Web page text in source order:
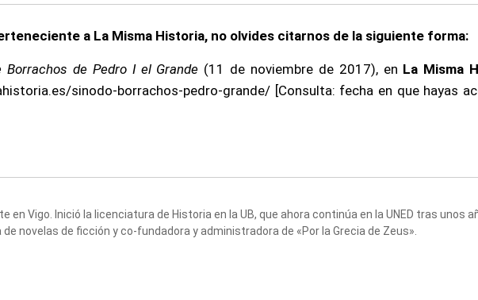
a La Misma Historia, no olvides citarnos de la siguiente forma:
Borrachos de Pedro I el Grande (11 de noviembre de 2017), en La Misma
sinodo-borrachos-pedro-grande/ [Consulta: fecha en que hayas
en Vigo. Inició la licenciatura de Historia en la UB, que ahora continúa en la UNED tras unos
novelas de ficción y co-fundadora y administradora de «Por la Grecia de Zeus».